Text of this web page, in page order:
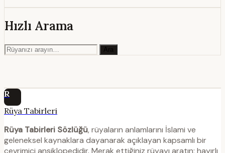
Hızlı Arama
Ara
R
Rüya Tabirleri
Rüya Tabirleri Sözlüğü, rüyaların anlamlarını İslami ve
geleneksel kaynaklara dayanarak açıklayan kapsamlı bir
çevrimiçi ansiklopedidir. Merak ettiğiniz rüyayı aratın; hayırlı